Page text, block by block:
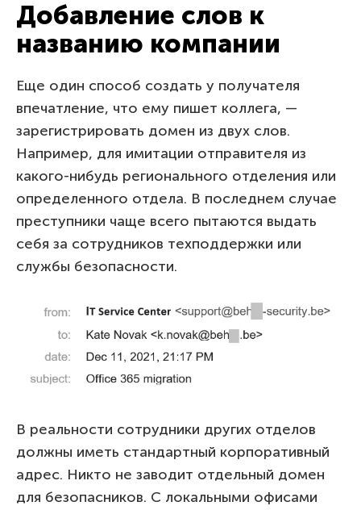
Добавление слов к
названию компании
Еще один способ создать у получателя
впечатление, что ему пишет коллега, —
зарегистрировать домен из двух слов.
Например, для имитации отправителя из
какого-нибудь регионального отделения или
определенного отдела. В последнем случае
преступники чаще всего пытаются выдать
себя за сотрудников техподдержки или
службы безопасности.
В реальности сотрудники других отделов
должны иметь стандартный корпоративный
адрес. Никто не заводит отдельный домен
для безопасников. С локальными офисами